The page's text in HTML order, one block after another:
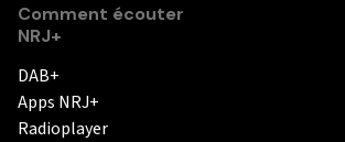
Comment écouter
NRJ+
DAB+
Apps NRJ+
Radioplayer